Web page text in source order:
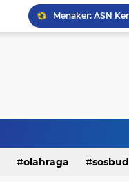
olahraga sosbud